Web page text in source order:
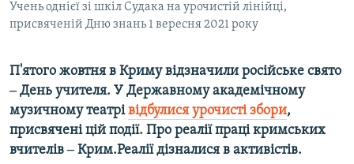
Учень однієї зі шкіл Судака на урочистій лінійці,
присвяченій Дню знань 1 вересня 2021 року
П'ятого жовтня в Криму відзначили російське свято
‒ День учителя. У Державному академічному
музичному театрівідбулися урочисті збори,
присвячені цій події. Про реалії праці кримських
вчителів ‒ Крим.Реалії дізналися в активістів.